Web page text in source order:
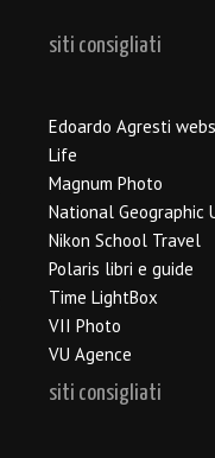
siti consigliati
Edoardo Agresti
Life
Magnum Photo
National Geographic
Nikon School Travel
Polaris libri e guide
Time LightBox
VII Photo
VU Agence
siti consigliati